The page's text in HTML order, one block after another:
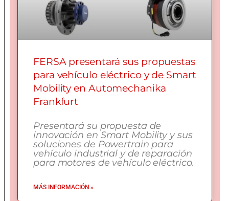
FERSA presentará sus propuestas
para vehículo eléctrico y de Smart
Mobility en Automechanika
Frankfurt
Presentará su propuesta de
innovación en Smart Mobility y sus
soluciones de Powertrain para
vehículo industrial y de reparación
para motores de vehículo eléctrico.
MÁS INFORMACIÓN »